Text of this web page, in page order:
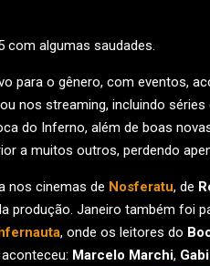
com algumas saudades.
para o gênero, com eventos,
nos streaming, incluindo
do Inferno, além de boas
a muitos outros, perdendo
nos cinemas de Nosferatu, de
produção. Janeiro também foi
, onde os leitores do
Marcelo Marchi,